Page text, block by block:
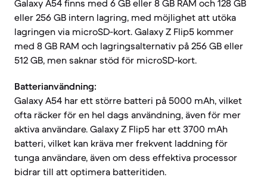
Galaxy A54 finns med 6 GB eller 8 GB RAM och 128 GB
eller 256 GB intern lagring, med möjlighet att utöka
lagringen via microSD-kort. Galaxy Z Flip5 kommer
med 8 GB RAM och lagringsalternativ på 256 GB eller
512 GB, men saknar stöd för microSD-kort.
Batterianvändning:
Galaxy A54 har ett större batteri på 5000 mAh, vilket
ofta räcker för en hel dags användning, även för mer
aktiva användare. Galaxy Z Flip5 har ett 3700 mAh
batteri, vilket kan kräva mer frekvent laddning för
tunga användare, även om dess effektiva processor
bidrar till att optimera batteritiden.